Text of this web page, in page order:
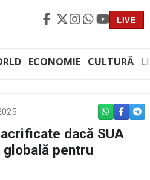
LIVE
ECONOMIE CULTURĂ
WHATSAPP
dacă SUA
pentru